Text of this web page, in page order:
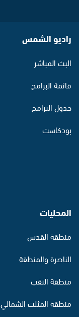
راديو الشمس
البث المباشر
قائمة البرامج
جدول البرامج
بودكاست
المحليات
منطقة القدس
الناصرة والمنطقة
منطقة النقب
منطقة المثلث الشمالي